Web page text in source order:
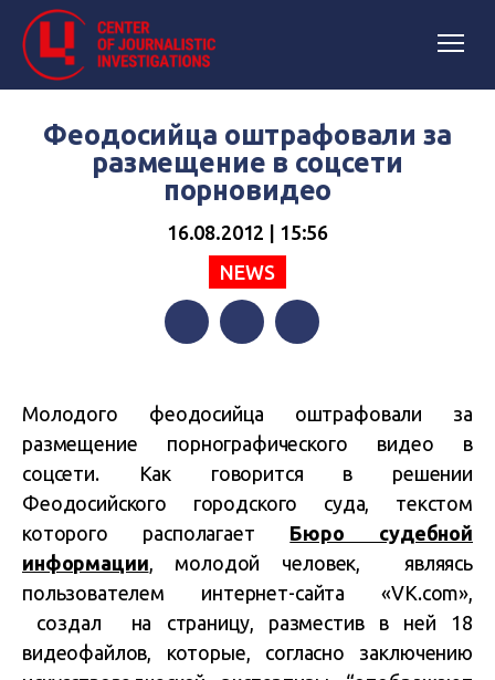
Феодосийца оштрафовали за
размещение в соцсети
порновидео
16.08.2012 | 15:56
NEWS
Молодого феодосийца оштрафовали за
размещение порнографического видео в
соцсети. Как говорится в решении
Феодосийского городского суда, текстом
которого располагает Бюро судебной
информации, молодой человек, являясь
пользователем интернет-сайта «VK.com»,
создал на страницу, разместив в ней 18
видеофайлов, которые, согласно заключению